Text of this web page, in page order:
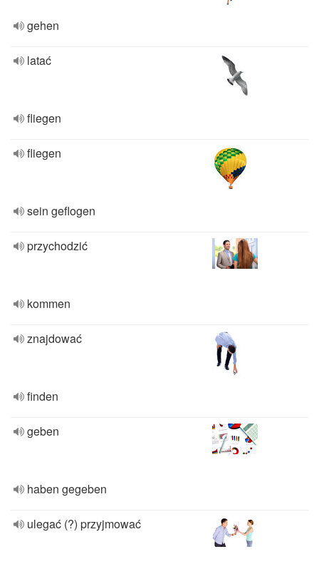
gehen
latać
fliegen
fliegen
sein geflogen
przychodzić
kommen
znajdować
finden
geben
haben gegeben
ulegać (?) przyjmować